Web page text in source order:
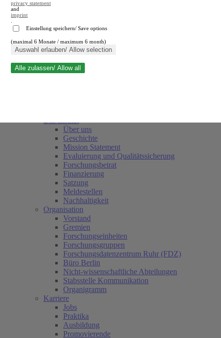
Suche schließen
Über uns
Geschichte
Mission Statement
Evaluierung und Qualitätssicherung
Forschungsbeirat
Finanzierung
Satzung
Meldestellen
Nachhaltigkeit
Organisation
Vorstand
Gremien
Forschungseinheiten
Forschungsgruppen
Forschungsdatenzentrum Ruhr (FDZ)
Büro Berlin
Nicht-wissenschaftliche Abteilungen
Stabsstelle Kommunikation
Organigramm
Karriere
Jobs
Praktika
Ausbildung
Promovierende
privacy statement
and
imprint
Einstellung speichern/ Save options
(maximal 6 Monate / maximum 6 month)
Auswahl erlauben/ Allow selection
Alle zulassen/ Allow all